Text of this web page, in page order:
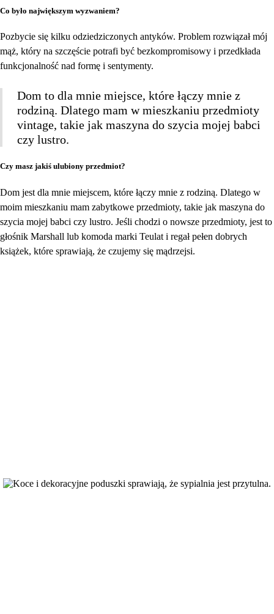
Co było największym wyzwaniem?
Pozbycie się kilku odziedziczonych antyków. Problem rozwiązał mój
mąż, który na szczęście potrafi być bezkompromisowy i przedkłada
funkcjonalność nad formę i sentymenty.
Dom to dla mnie miejsce, które łączy mnie z
rodziną. Dlatego mam w mieszkaniu przedmioty
vintage, takie jak maszyna do szycia mojej babci
czy lustro.
Czy masz jakiś ulubiony przedmiot?
Dom jest dla mnie miejscem, które łączy mnie z rodziną. Dlatego w
moim mieszkaniu mam zabytkowe przedmioty, takie jak maszyna do
szycia mojej babci czy lustro. Jeśli chodzi o nowsze przedmioty, jest to
głośnik Marshall lub komoda marki Teulat i regał pełen dobrych
książek, które sprawiają, że czujemy się mądrzejsi.